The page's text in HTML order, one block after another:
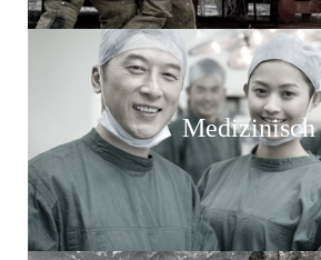
Medizinisch